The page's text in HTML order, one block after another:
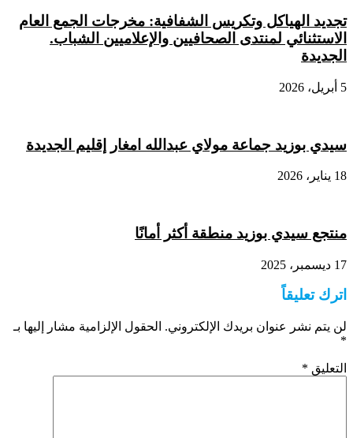
تجديد الهياكل وتكريس الشفافية: مخرجات الجمع العام
الاستثنائي لمنتدى الصحافيين والإعلاميين الشباب.
الجديدة
5 أبريل، 2026
سيدي بوزيد جماعة مولاي عبدالله امغار إقليم الجديدة
18 يناير، 2026
منتجع سيدي بوزيد منطقة أكثر أمانًا
17 ديسمبر، 2025
اترك تعليقاً
لن يتم نشر عنوان بريدك الإلكتروني. الحقول الإلزامية مشار إليها بـ
*
التعليق *